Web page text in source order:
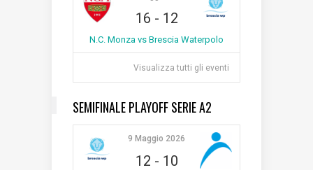
16 - 12
N.C. Monza vs Brescia Waterpolo
Visualizza tutti gli eventi
SEMIFINALE PLAYOFF SERIE A2
9 Maggio 2026
12 - 10